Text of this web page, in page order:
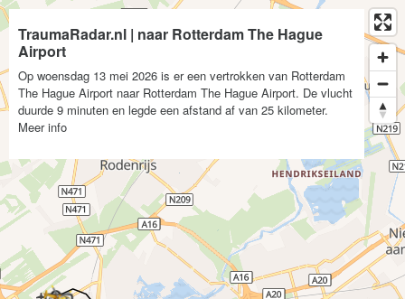
TraumaRadar.nl | naar Rotterdam The Hague
Airport
Op woensdag 13 mei 2026 is er een vertrokken van Rotterdam
The Hague Airport naar Rotterdam The Hague Airport. De vlucht
duurde 9 minuten en legde een afstand af van 25 kilometer.
Meer info